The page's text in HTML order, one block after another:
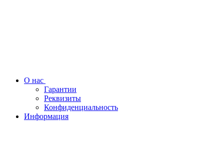
О нас
Гарантии
Реквизиты
Конфиденциальность
Информация